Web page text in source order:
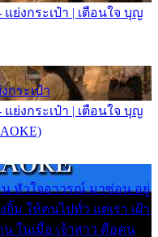
ย่งกระเป๋า | เตือนใจ บุญ
กระเป๋า
ย่งกระเป๋า | เตือนใจ บุญ
น หัวใจอาวรณ์ มาซ่อน อยู่
ม ให้คนไปทั่ว แต่เรา เฝ้า
น ในเมื่อ เจ้าสาว คือคน